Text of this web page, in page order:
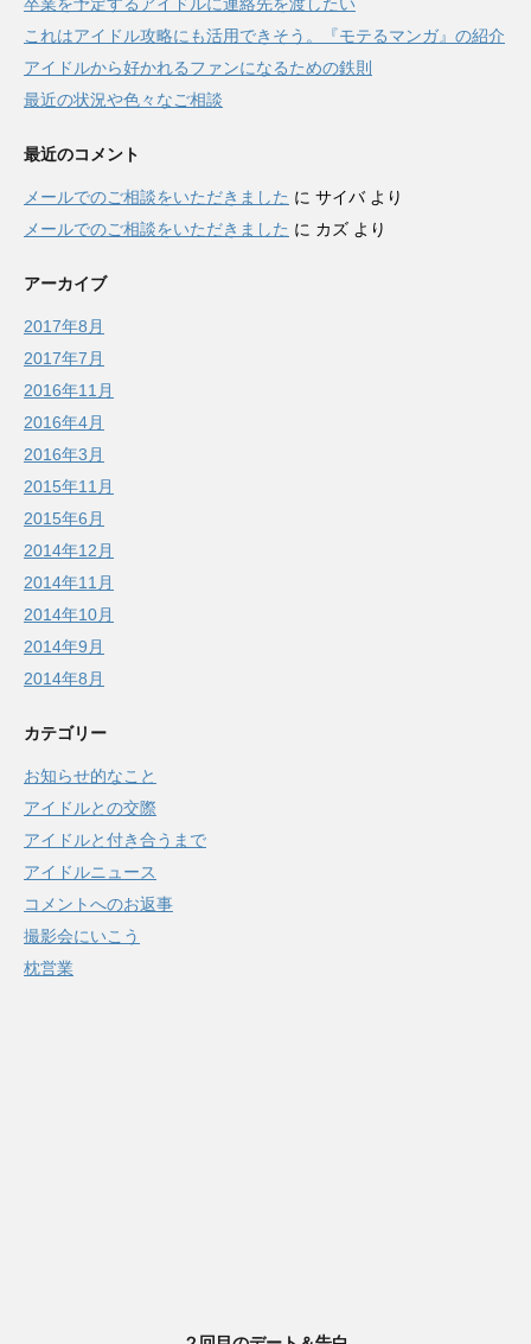
これはアイドル攻略にも活用できそう。『モテるマンガ』の紹介
アイドルから好かれるファンになるための鉄則
最近の状況や色々なご相談
最近のコメント
メールでのご相談をいただきました に サイバより
メールでのご相談をいただきました に カズ より
アーカイブ
2017年8月
2017年7月
2016年11月
2016年4月
2016年3月
2015年11月
2015年6月
2014年12月
2014年11月
2014年10月
2014年9月
2014年8月
カテゴリー
お知らせ的なこと
アイドルとの交際
アイドルと付き合うまで
アイドルニュース
コメントへのお返事
撮影会にいこう
枕営業